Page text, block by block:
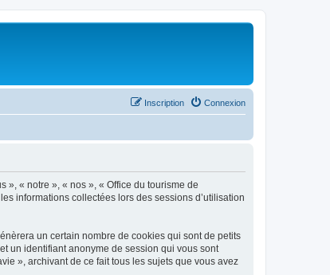
Connexion
Inscription
« notre », « nos », « Office du tourisme de
informations collectées lors des sessions d’utilisation
un certain nombre de cookies qui sont de petits
un identifiant anonyme de session qui vous sont
», archivant de ce fait tous les sujets que vous avez